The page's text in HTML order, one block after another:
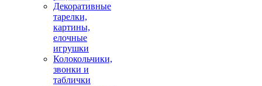
Декоративные
тарелки,
картины,
елочные
игрушки
Колокольчики,
звонки и
таблички